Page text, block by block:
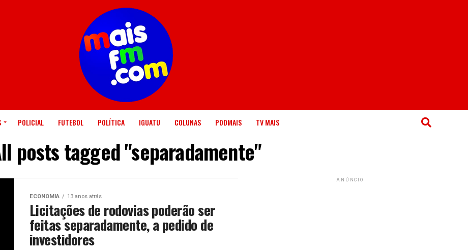
POLICIAL FUTEBOL POLÍTICA IGUATU COLUNAS PODMAIS TV MAIS
posts tagged "separadamente"
ECONOMIA 13 anos atrás
Licitações de rodovias poderão ser
feitas separadamente, a pedido de
investidores
ANÚNCIO